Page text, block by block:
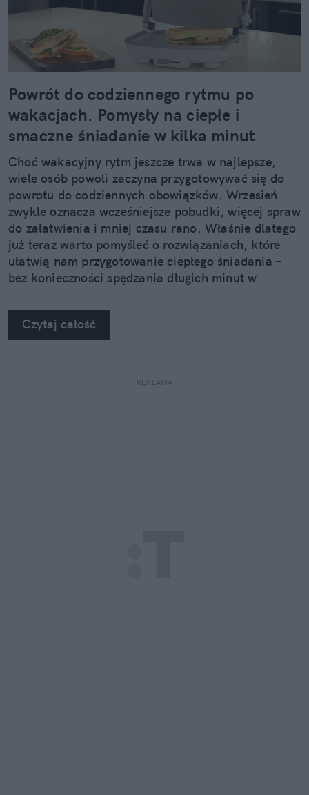
Powrót do codziennego rytmu po
wakacjach. Pomysły na ciepłe i
smaczne śniadanie w kilka minut
Choć wakacyjny rytm jeszcze trwa w najlepsze,
wiele osób powoli zaczyna przygotowywać się do
powrotu do codziennych obowiązków. Wrzesień
zwykle oznacza wcześniejsze pobudki, więcej spraw
do załatwienia i mniej czasu rano. Właśnie dlatego
już teraz warto pomyśleć o rozwiązaniach, które
ułatwią nam przygotowanie ciepłego śniadania –
bez konieczności spędzania długich minut w
Czytaj całość
REKLAMA